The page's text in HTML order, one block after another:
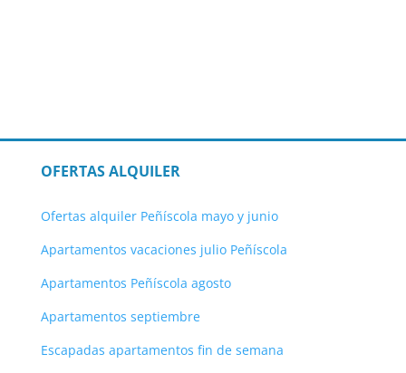
OFERTAS ALQUILER
Ofertas alquiler Peñíscola mayo y junio
Apartamentos vacaciones julio Peñíscola
Apartamentos Peñíscola agosto
Apartamentos septiembre
Escapadas apartamentos fin de semana